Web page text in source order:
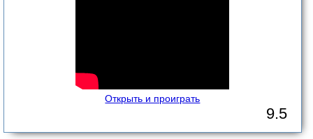
Открыть и проиграть
9.5